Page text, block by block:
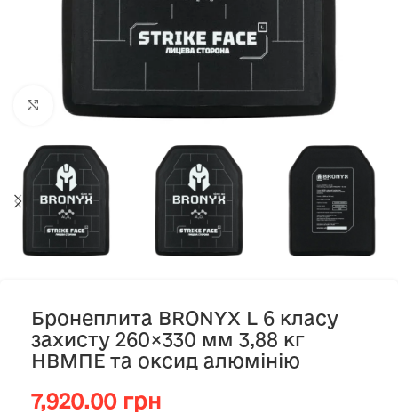
Клацніть, щоб збільшити
Бронеплита BRONYX L 6 класу
захисту 260×330 мм 3,88 кг
НВМПЕ та оксид алюмінію
7,920.00 грн